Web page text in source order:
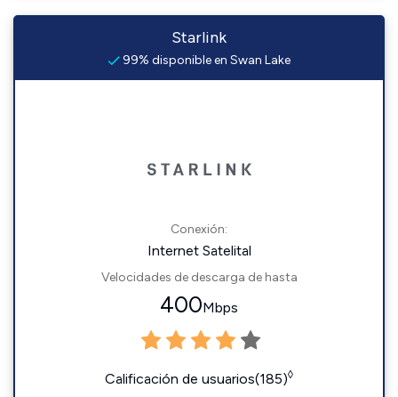
Starlink
99% disponible en Swan Lake
Conexión:
Internet Satelital
Velocidades de descarga de hasta
400Mbps
Calificación de usuarios(185)◊